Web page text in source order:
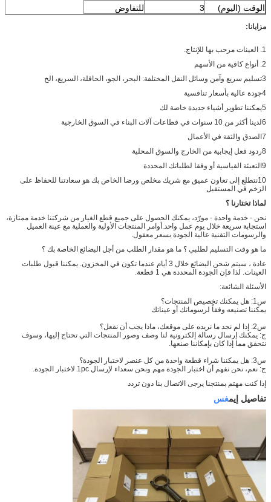
الوقت (اليوم)
3 للتفاوض
مزايانا:
1. العينات مرحب بها للإنتاج.
2. أنواع كافية من الأسهم
3تسليم سريع وآمن وسائل النقل المختلفة: البحر، الجو، الحافلة، السريع، الخ
4جودة عالية بأسعار تنافسية
5يمكننا تطوير أشياء جديدة خاصة لك
6لدينا أكثر من 10 سنوات في قطاعات آلات البناء في السوق الخارجية
7الصدق والثقة في الأعمال
8ردود فعل إيجابية من الخارج والسوق المحلية
9التعبئة القياسية أو وفقا لطلباتك المحددة
10نتطلع إلى تعاون عميق مع شريك مخلص ورضا الخاص بك هو سعادتنا للحفاظ على
الزخم في المستقبل
لماذا تختارنا ؟
نحن - خدمة واحدة - مورّد، يمكنك الحصول على جميع قطع الغيار من شركتنا خدمة ممتازة،
استجابة سريعة خلال يوم عمل واحد.أوامر المنتجات الأولية والعملية مع عينة العميل
والرسومات التقنية عالية الجودة بسعر معقول.
ما هو وقت التسليم لطلبي ؟ ما هو مقدار الطلب من أجل البضائع الخاصة بك ؟
عادة ، سيتم شحن البضائع خلال 3 أيام عندما تكون في المخزون. يمكننا قبول طلبات
العينات. لذا فإن الجودة المحددة هي 1 قطعة.
الأسئلة الشائعة:
س1: هل يمكنك تخصيص المنتجات؟
يمكننا تصنيعه وفقاً لرسوماتك أو عيناتك
س2: إذا لم نجد ما نريده على موقعك، ماذا يجب أن نفعل؟
ج: يمكنك إرسال رسالة إلكترونية لنا وصف وصور المنتجات التي تحتاج إليها، وسوف
نتحقق مما إذا كان بإمكاننا صنعها.
س3: هل يمكننا شراء قطعة واحدة من كل عنصر لاختبار الجودة؟
ج: نعم، نحن نفهم أن اختبار الجودة مهم ونحن سعداء لإرسال 1pc لاختبار الجودة.
إذا كنت مهتم بمنتجنا يرجى الاتصال بنا دون تردد
تفاصيل إيمغس